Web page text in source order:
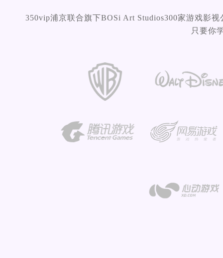
350vip浦京联合旗下BOSi Art Studios300家游戏影
只要你